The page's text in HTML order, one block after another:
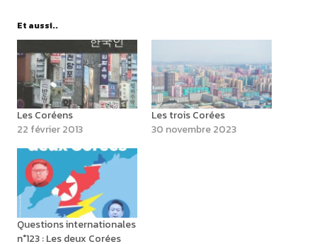
Et aussi..
Les Coréens
22 février 2013
Les trois Corées
30 novembre 2023
Questions internationales
n°123 : Les deux Corées